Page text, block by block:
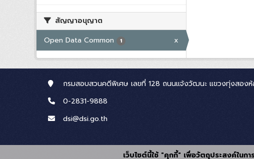
สัญญาอนุญาต
Open Data Common
1 x
กรมสอบสวนคดีพิเศษ เลขที่ 128 ถนนแจ้งวัฒนะ แขวงทุ่งสองห้
0-2831-9888
dsi@dsi.go.th
เว็บไซต์นี้ใช้ "คุกกี้" เพื่อวัตถุประสงค์ใน